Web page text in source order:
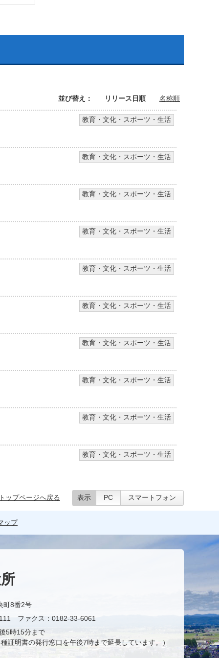
並び替え： リリース日順 名称順
教育・文化・スポーツ・生活
教育・文化・スポーツ・生活
教育・文化・スポーツ・生活
教育・文化・スポーツ・生活
教育・文化・スポーツ・生活
教育・文化・スポーツ・生活
教育・文化・スポーツ・生活
教育・文化・スポーツ・生活
教育・文化・スポーツ・生活
教育・文化・スポーツ・生活
ップページへ戻る 表示 PC スマートフォン
ップ
町8番2号
ファクス：0182-33-6061
5時15分まで
証明書の発行窓口を午後7時まで延長しています。）